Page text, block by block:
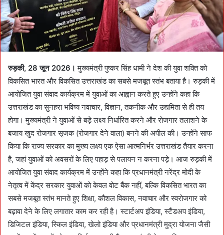
l
रुड़की, 28 जून 2026।मुख्यमंत्री पुष्कर सिंह धामी ने देश की युवा शक्ति को
विकसित भारत और विकसित उत्तराखंड का सबसे मजबूत स्तंभ बताया है। रुड़की में
आयोजित युवा संवाद कार्यक्रम में युवाओं का आह्वान करते हुए उन्होंने कहा कि
उत्तराखंड का सुनहरा भविष्य नवाचार, विज्ञान, तकनीक और उद्यमिता से ही तय
होगा। मुख्यमंत्री ने युवाओं से बड़े लक्ष्य निर्धारित करने और रोजगार तलाशने के
बजाय खुद रोजगार सृजक (रोजगार देने वाला) बनने की अपील की। उन्होंने साफ
किया कि राज्य सरकार का मुख्य लक्ष्य एक ऐसा आत्मनिर्भर उत्तराखंड तैयार करना
है, जहां युवाओं को अवसरों के लिए पहाड़ से पलायन न करना पड़े। आज रुड़की में
आयोजित युवा संवाद कार्यक्रम में उन्होंने कहा कि प्रधानमंत्री नरेंद्र मोदी के
नेतृत्व में केंद्र सरकार युवाओं को केवल वोट बैंक नहीं, बल्कि विकसित भारत का
सबसे मजबूत स्तंभ मानते हुए शिक्षा, कौशल विकास, नवाचार और स्वरोजगार को
बढ़ावा देने के लिए लगातार काम कर रही है। स्टार्टअप इंडिया, स्टैंडअप इंडिया,
डिजिटल इंडिया, स्किल इंडिया, खेलो इंडिया और प्रधानमंत्री मुद्रा योजना जैसी